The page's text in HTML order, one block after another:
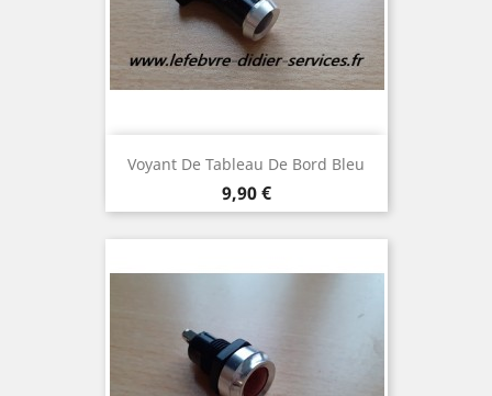
Voyant De Tableau De Bord Bleu
Prix
9,90 €